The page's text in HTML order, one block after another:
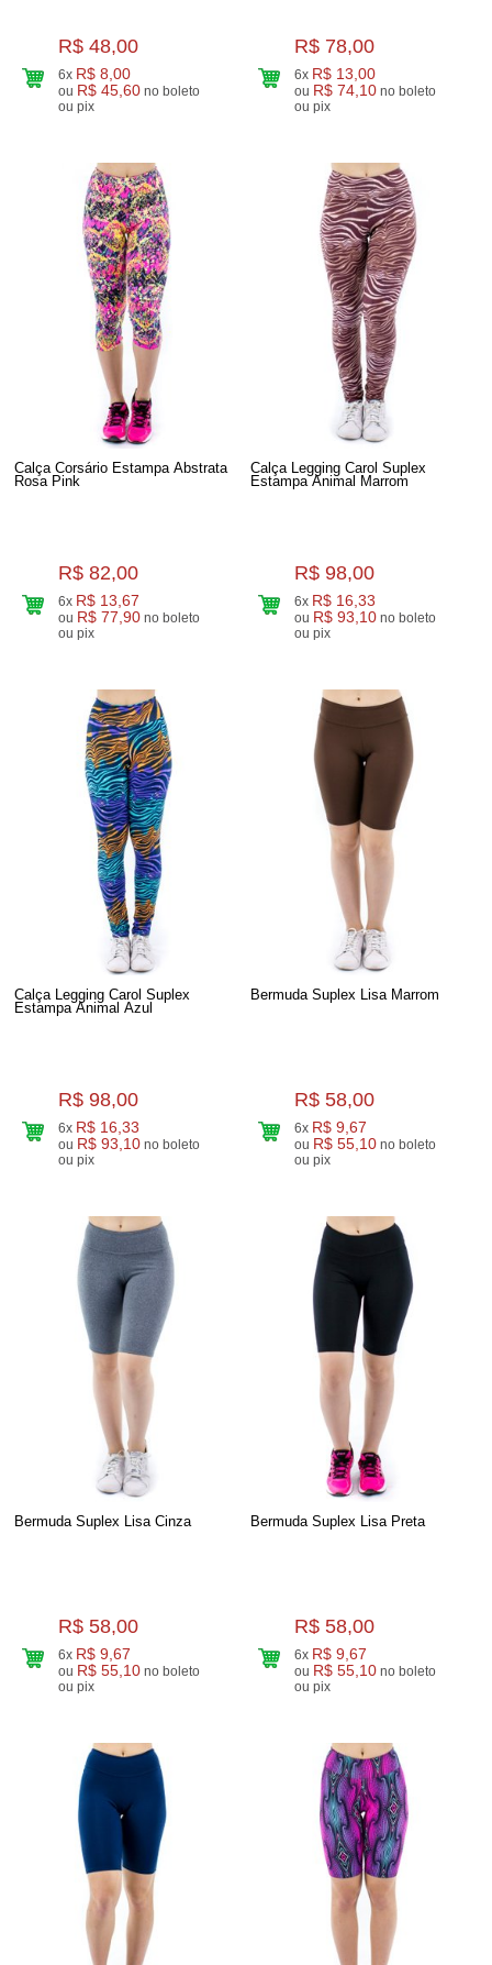
R$ 48,00
6x R$ 8,00
ou R$ 45,60 no boleto
ou pix
R$ 78,00
6x R$ 13,00
ou R$ 74,10 no boleto
ou pix
Calça Corsário Estampa Abstrata
Rosa Pink
R$ 82,00
6x R$ 13,67
ou R$ 77,90 no boleto
ou pix
Calça Legging Carol Suplex
Estampa Animal Marrom
R$ 98,00
6x R$ 16,33
ou R$ 93,10 no boleto
ou pix
Calça Legging Carol Suplex
Estampa Animal Azul
R$ 98,00
6x R$ 16,33
ou R$ 93,10 no boleto
ou pix
Bermuda Suplex Lisa Marrom
R$ 58,00
6x R$ 9,67
ou R$ 55,10 no boleto
ou pix
Bermuda Suplex Lisa Cinza
R$ 58,00
6x R$ 9,67
ou R$ 55,10 no boleto
ou pix
Bermuda Suplex Lisa Preta
R$ 58,00
6x R$ 9,67
ou R$ 55,10 no boleto
ou pix